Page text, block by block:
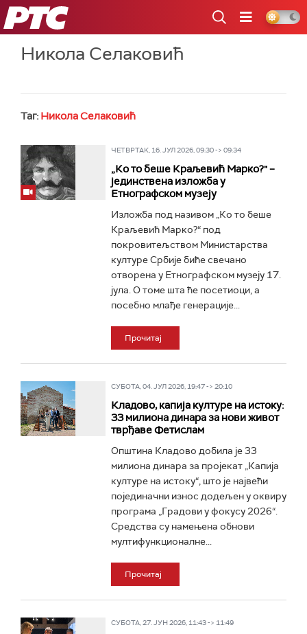
РТС
Никола Селаковић
Таг: Никола Селаковић
ЧЕТВРТАК, 16. ЈУЛ 2026, 09:30 -> 09:34
„Ко то беше Краљевић Марко?" –
јединствена изложба у
Етнографском музеју
Изложба под називом „Ко то беше
Краљевић Марко?“ под
покровитељством Министарства
културе Србије биће свечано
отворена у Етнографском музеју 17.
јула. О томе шта ће посетиоци, а
посебно млађе генерације...
Прочитај
СУБОТА, 04. ЈУЛ 2026, 19:47 -> 20:10
Кладово, капија културе на истоку:
33 милиона динара за нови живот
тврђаве Фетислам
Општина Кладово добила је 33
милиона динара за пројекат „Капија
културе на истоку“, што је највећи
појединачни износ додељен у оквиру
програма „Градови у фокусу 2026“.
Средства су намењена обнови
мултифункционалне...
Прочитај
СУБОТА, 27. ЈУН 2026, 11:43 -> 11:49